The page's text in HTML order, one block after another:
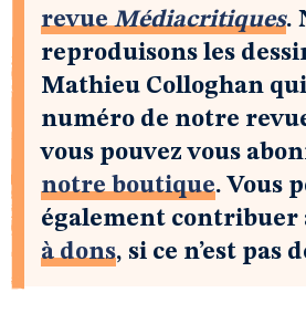
revueMédiacritiques.
reproduisons les
Mathieu Colloghan
numéro de notre
vous pouvez vous
notre boutique. Vous
également contribuer
à dons, si ce n’est pas